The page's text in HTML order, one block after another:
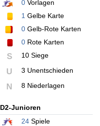
0Vorlagen
1 Gelbe Karte
0Gelb-Rote Karten
0Rote Karten
S 10 Siege
U 3 Unentschieden
N 8 Niederlagen
D2-Junioren
24Spiele